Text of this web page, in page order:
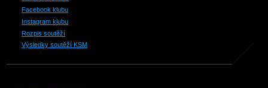
Facebook klubu
Instagram klubu
Rozpis soutěží
Výsledky soutěží KSM